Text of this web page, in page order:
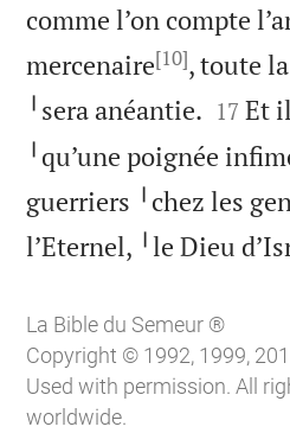
comme l’on compte
mercenaire[10], toute
╵sera anéantie. 

17 Et
╵qu’une poignée
guerriers ╵chez les
l’Eternel, ╵le Dieu
La Bible du Semeur ®
Copyright © 1992, 1999,
Used with permission. All
worldwide.